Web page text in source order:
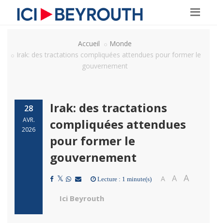
Accueil
Monde
Irak: des tractations compliquées attendues pour former le
gouvernement
28
AVR.
2026
Irak: des tractations
compliquées attendues
pour former le
gouvernement
Lecture : 1 minute(s) A A A
Ici Beyrouth